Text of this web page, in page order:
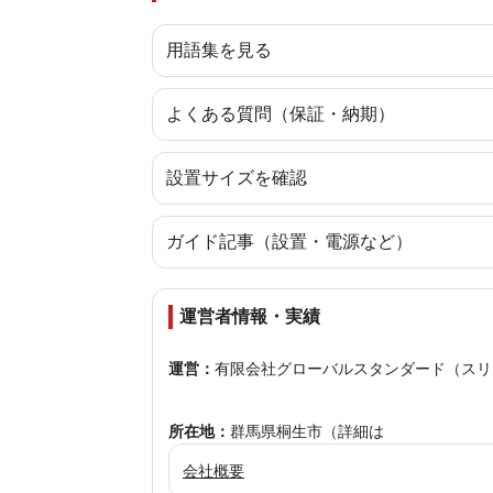
用語集を見る
よくある質問（保証・納期）
設置サイズを確認
ガイド記事（設置・電源など）
運営者情報・実績
運営： 有限会社グローバルスタンダード（スリ
所在地： 群馬県桐生市（詳細は
会社概要